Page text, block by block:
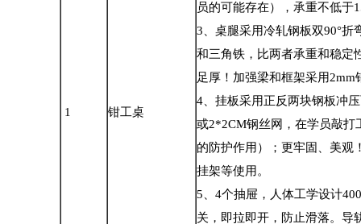
1 钳工桌
员的可能存在），承重不低于
3、桌腿采用冷轧钢板双90°折
和三角铁，比两者承重和稳定
足厚！加强梁和框架采用2mm
4、挂板采用正反两块钢板冲
或2*2CM钢丝网，在学员敲打
的防护作用）；更牢固、美观
挂架等使用。
5、 4个抽屉，人体工学设计
关，即拉即开，防止滑落。导